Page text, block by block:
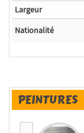
Largeur
Nationalité
PEINTURES